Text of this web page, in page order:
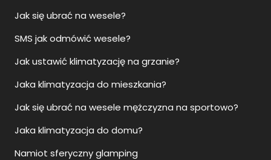
Jak się ubrać na wesele?
SMS jak odmówić wesele?
Jak ustawić klimatyzację na grzanie?
Jaka klimatyzacja do mieszkania?
Jak się ubrać na wesele mężczyzna na sportowo?
Jaka klimatyzacja do domu?
Namiot sferyczny glamping